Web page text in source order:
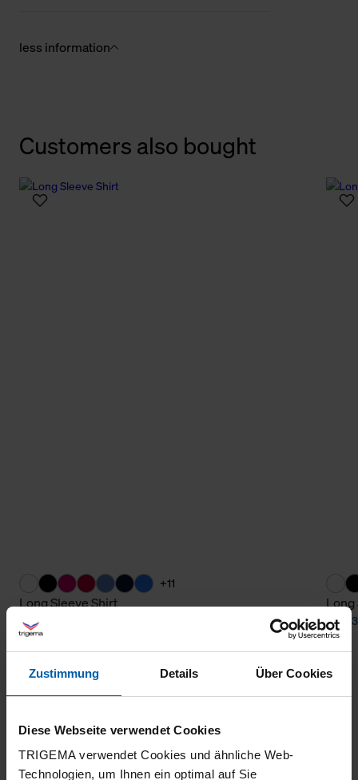
Zustimmung Details Über Cookies
Diese Webseite verwendet Cookies
TRIGEMA verwendet Cookies und ähnliche Web-
Technologien, um Ihnen ein optimal auf Sie
less information
Customers also bought
+11
Long Sleeve Shirt
from 35,00 €
Long
from